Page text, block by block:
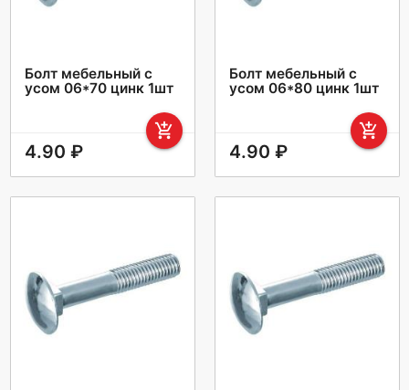
Болт мебельный с
усом 06*70 цинк 1шт
add_shopping_cart
4.90 ₽
Болт мебельный с
усом 06*80 цинк 1шт
add_shopping_cart
4.90 ₽